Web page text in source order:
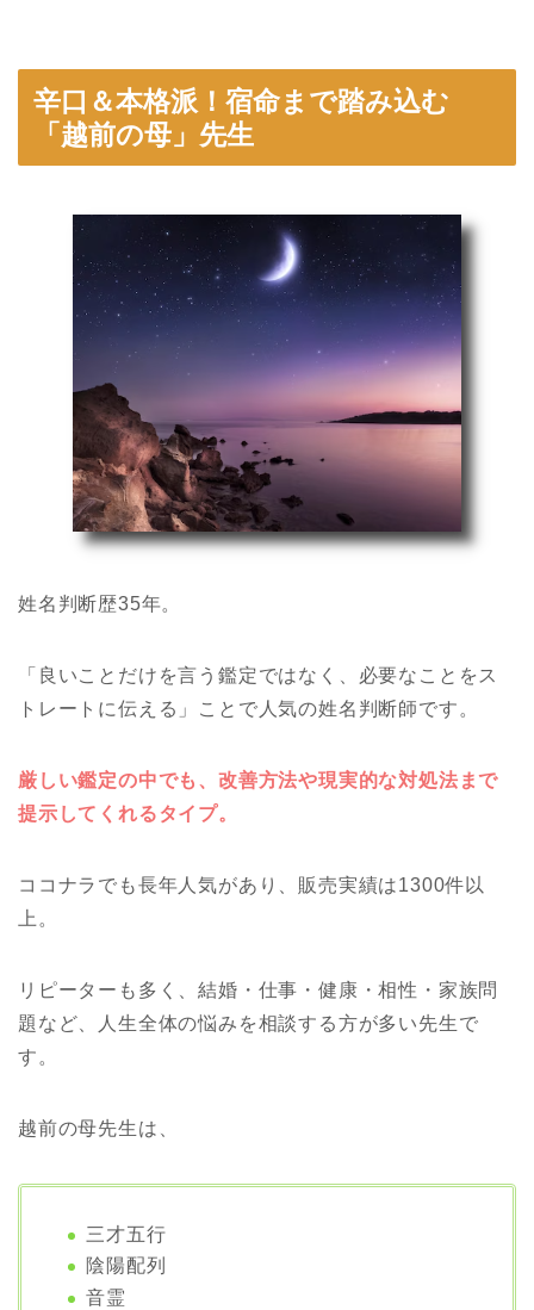
辛口＆本格派！宿命まで踏み込む
「越前の母」先生
姓名判断歴35年。
「良いことだけを言う鑑定ではなく、必要なことをス
トレートに伝える」ことで人気の姓名判断師です。
厳しい鑑定の中でも、改善方法や現実的な対処法まで
提示してくれるタイプ。
ココナラでも長年人気があり、販売実績は1300件以
上。
リピーターも多く、結婚・仕事・健康・相性・家族問
題など、人生全体の悩みを相談する方が多い先生で
す。
越前の母先生は、
三才五行
陰陽配列
音霊